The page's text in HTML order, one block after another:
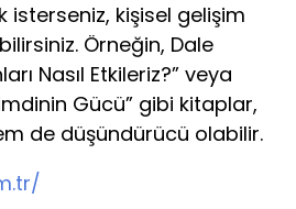
isterseniz, kişisel gelişim
Örneğin, Dale
Nasıl Etkileriz?” veya
Gücü” gibi kitaplar,
de düşündürücü olabilir.